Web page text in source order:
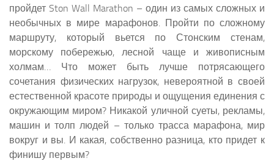
пройдет Ston Wall Marathon – один из самых сложных и
необычных в мире марафонов. Пройти по сложному
маршруту, который вьется по Стонским стенам,
морскому побережью, лесной чаще и живописным
холмам… Что может быть лучше потрясающего
сочетания физических нагрузок, невероятной в своей
естественной красоте природы и ощущения единения с
окружающим миром? Никакой уличной суеты, рекламы,
машин и толп людей – только трасса марафона, мир
вокруг и вы. И какая, собственно разница, кто придет к
финишу первым?